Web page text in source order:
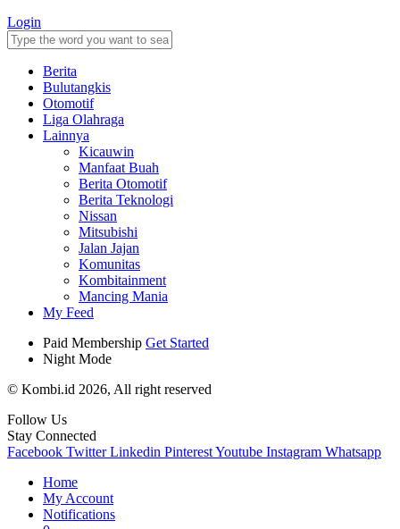
Login
Berita
Bulutangkis
Otomotif
Liga Olahraga
Lainnya
Kicauwin
Manfaat Buah
Berita Otomotif
Berita Teknologi
Nissan
Mitsubishi
Jalan Jajan
Komunitas
Kombitainment
Mancing Mania
My Feed
Paid Membership Get Started
Night Mode
© Kombi.id 2026, All right reserved
Follow Us
Stay Connected
Facebook Twitter Linkedin PinterestYoutube Instagram Whatsapp
Home
My Account
Notifications